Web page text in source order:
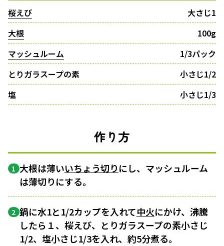
桜えび
大さじ1
大根
100g
マッシュルーム
1/3パック
とりガラスープの素
小さじ1/2
塩
小さじ1/3
作り方
1 大根は薄いいちょう切りにし、マッシュルーム
は薄切りにする。
2 鍋に水1と1/2カップを入れて中火にかけ、沸騰
したら１、桜えび、とりガラスープの素小さじ
1/2、塩小さじ1/3を入れ、約5分煮る。